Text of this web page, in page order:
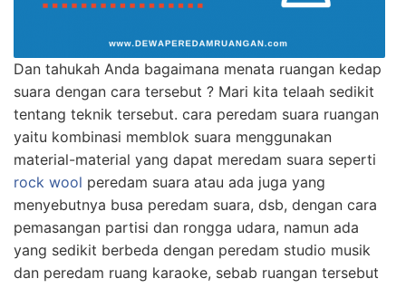
Dan tahukah Anda bagaimana menata ruangan kedap
suara dengan cara tersebut ? Mari kita telaah sedikit
tentang teknik tersebut. cara peredam suara ruangan
yaitu kombinasi memblok suara menggunakan
material-material yang dapat meredam suara seperti
rock wool peredam suara atau ada juga yang
menyebutnya busa peredam suara, dsb, dengan cara
pemasangan partisi dan rongga udara, namun ada
yang sedikit berbeda dengan peredam studio musik
dan peredam ruang karaoke, sebab ruangan tersebut